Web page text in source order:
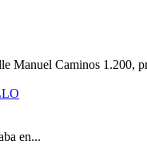
Manuel Caminos 1.200,
en...